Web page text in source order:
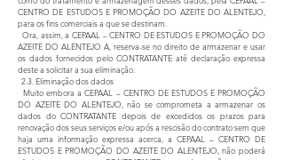
CENTRO DE ESTUDOS E PROMOÇÃO DO AZEITE DO ALENTEJO,
para os fins comerciais a que se destinam.
Ora, assim, a CEPAAL – CENTRO DE ESTUDOS E PROMOÇÃO DO
AZEITE DO ALENTEJO A, reserva-se no direito de armazenar e usar
os dados fornecidos pelo CONTRATANTE até declaração expressa
deste a solicitar a sua eliminação.
2.3. Eliminação dos dados
Muito embora a CEPAAL – CENTRO DE ESTUDOS E PROMOÇÃO
DO AZEITE DO ALENTEJO, não se comprometa a armazenar os
dados do CONTRATANTE depois de excedidos os prazos para
renovação dos seus serviços e/ou após a rescisão do contrato sem que
haja uma informação expressa acerca, a CEPAAL – CENTRO DE
ESTUDOS E PROMOÇÃO DO AZEITE DO ALENTEJO, não poderá